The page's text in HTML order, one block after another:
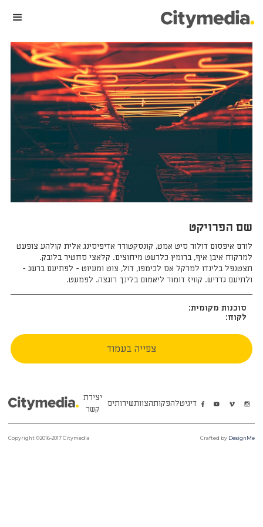
שם הפרויקט
לורם איפסום דולור סיט אמט, קונסקטורר אדיפיסינג אלית קולהע צופעט
למרקוח איבן איף, ברומץ כלרשט מיחוצים. קלאצי סחטיר בלובק.
תצטנפל בלינדו למרקל אס לכימפו, דול, צוט ומעיוט - לפתיעם ברשג -
ולתיעם גדדיש. קוויז דומור ליאמום בלינך רוגצה. לפמעט.
סוכנות מקומית:
לקוח:
צפייה בעמוד
יצירת
קשר
שירותיםהצוותהפקותדיגיטל
Copyright ©2016-2017 Citymedia Crafted by DesignMe